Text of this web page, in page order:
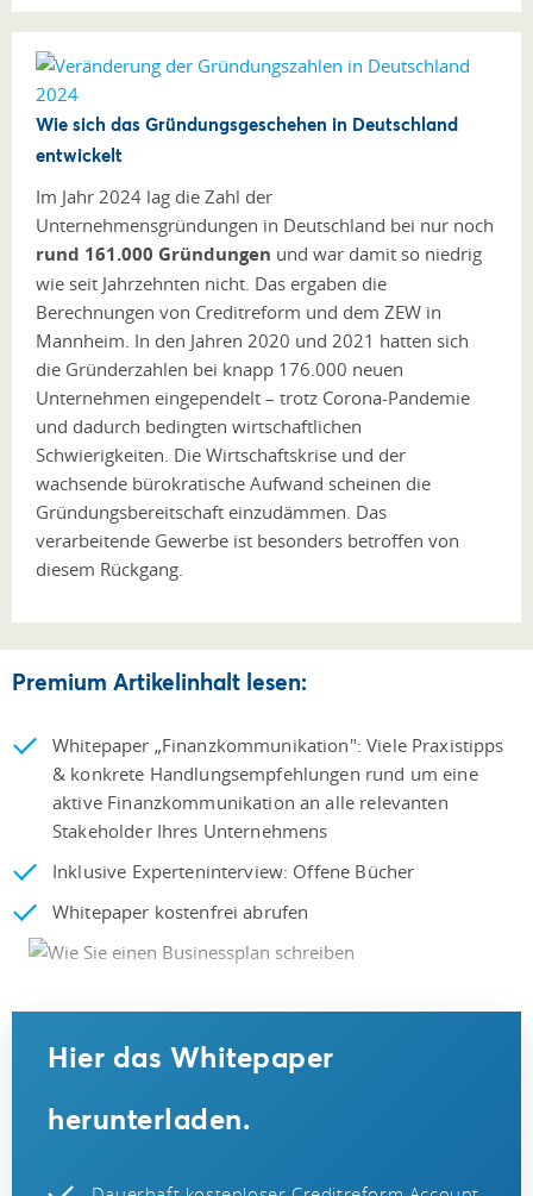
Wie sich das Gründungsgeschehen in Deutschland
entwickelt
Im Jahr 2024 lag die Zahl der
Unternehmensgründungen in Deutschland bei nur noch
rund 161.000 Gründungen und war damit so niedrig
wie seit Jahrzehnten nicht. Das ergaben die
Berechnungen von Creditreform und dem ZEW in
Mannheim. In den Jahren 2020 und 2021 hatten sich
die Gründerzahlen bei knapp 176.000 neuen
Unternehmen eingependelt – trotz Corona-Pandemie
und dadurch bedingten wirtschaftlichen
Schwierigkeiten. Die Wirtschaftskrise und der
wachsende bürokratische Aufwand scheinen die
Gründungsbereitschaft einzudämmen. Das
verarbeitende Gewerbe ist besonders betroffen von
diesem Rückgang.
Premium Artikelinhalt lesen:
Whitepaper „Finanzkommunikation": Viele Praxistipps
& konkrete Handlungsempfehlungen rund um eine
aktive Finanzkommunikation an alle relevanten
Stakeholder Ihres Unternehmens
Inklusive Experteninterview: Offene Bücher
Whitepaper kostenfrei abrufen
Hier das Whitepaper
herunterladen.